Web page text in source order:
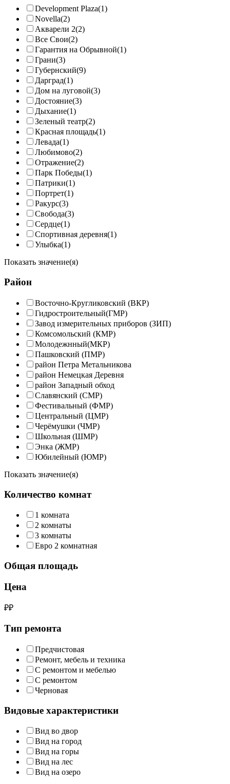
Development Plaza(1)
Novella(2)
Акварели 2(2)
Все Свои(2)
Гарантия на Обрывной(1)
Грани(3)
Губернский(9)
Дарград(1)
Дом на луговой(3)
Достояние(3)
Дыхание(1)
Зеленый театр(2)
Красная площадь(1)
Левада(1)
Любимово(2)
Отражение(2)
Парк Победы(1)
Патрики(1)
Портрет(1)
Ракурс(3)
Свобода(3)
Сердце(1)
Спортивная деревня(1)
Улыбка(1)
Показать значение(я)
Район
Восточно-Кругликовский (ВКР)
Гидростроительный(ГМР)
Завод измерительных приборов (ЗИП)
Комсомольский (КМР)
Молодежнный(МКР)
Пашковский (ПМР)
район Петра Метальникова
район Немецкая Деревня
район Западный обход
Славянский (СМР)
Фестивальный (ФМР)
Центральный (ЦМР)
Черёмушки (ЧМР)
Школьная (ШМР)
Энка (ЖМР)
Юбилейный (ЮМР)
Показать значение(я)
Количество комнат
1 комната
2 комнаты
3 комнаты
Евро 2 комнатная
Общая площадь
Цена
₽₽
Тип ремонта
Предчистовая
Ремонт, мебель и техника
С ремонтом и мебелью
С ремонтом
Черновая
Видовые характеристики
Вид во двор
Вид на город
Вид на горы
Вид на лес
Вид на озеро